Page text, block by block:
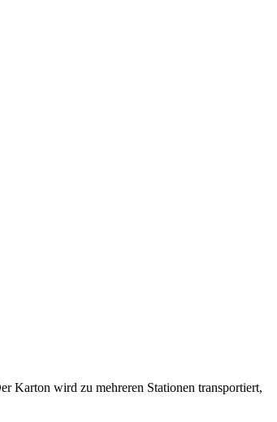
Karton wird zu mehreren Stationen transportiert,